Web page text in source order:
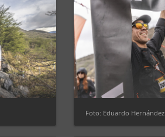
Foto: Eduardo Hernández